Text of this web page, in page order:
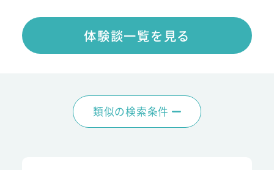
体験談一覧を見る
類似の検索条件